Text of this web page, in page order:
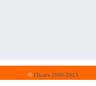
© ITware 2000-2013